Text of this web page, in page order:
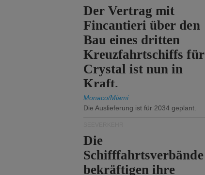
Der Vertrag mit
Fincantieri über den
Bau eines dritten
Kreuzfahrtschiffs für
Crystal ist nun in
Kraft.
Monaco/Miami
Die Auslieferung ist für 2034 geplant.
Die
Schifffahrtsverbände
bekräftigen ihre